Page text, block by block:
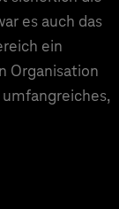
es auch das
ein
Organisation